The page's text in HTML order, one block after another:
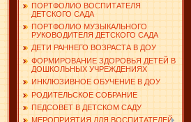
ПОРТФОЛИО ВОСПИТАТЕЛЯ
ДЕТСКОГО САДА
ПОРТФОЛИО МУЗЫКАЛЬНОГО
РУКОВОДИТЕЛЯ ДЕТСКОГО САДА
ДЕТИ РАННЕГО ВОЗРАСТА В ДОУ
ФОРМИРОВАНИЕ ЗДОРОВЬЯ ДЕТЕЙ В
ДОШКОЛЬНЫХ УЧРЕЖДЕНИЯХ
ИНКЛЮЗИВНОЕ ОБУЧЕНИЕ В ДОУ
РОДИТЕЛЬСКОЕ СОБРАНИЕ
ПЕДСОВЕТ В ДЕТСКОМ САДУ
МЕРОПРИЯТИЯ ДЛЯ ВОСПИТАТЕЛЕЙ